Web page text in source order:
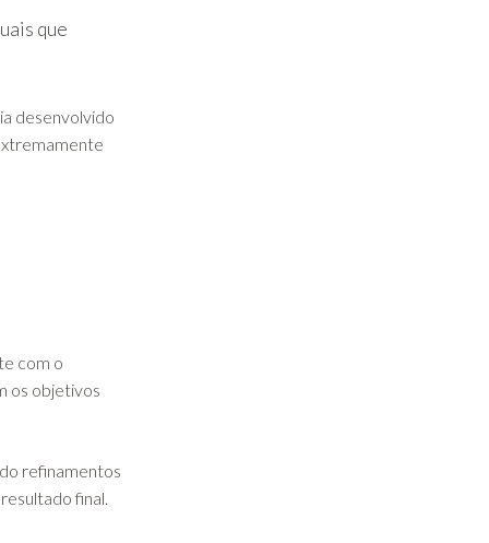
que
desenvolvido
com o
os objetivos
refinamentos
final.